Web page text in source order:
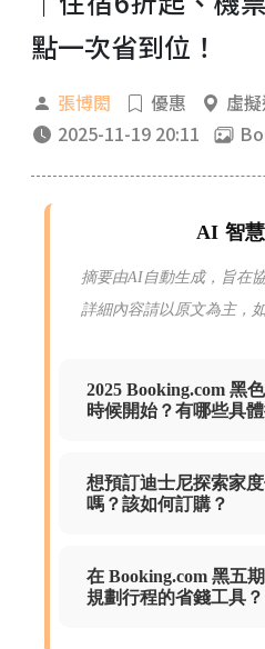
點一次省到位！
張博閎 優惠
虛
2025-11-19 20:11
AI 智
摘要由AI自動生成，旨在
詳細內容請以原文為主，
2025 Booking.com 黑
時候開始？有哪些具
想預訂迪士尼探索家
嗎？該如何訂購？
在 Booking.com 黑五
規劃行程的省錢工具？